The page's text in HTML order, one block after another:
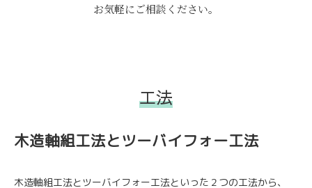
お気軽にご相談ください。
工法
木造軸組工法とツーバイフォー工法
木造軸組工法とツーバイフォー工法といった２つの工法から、